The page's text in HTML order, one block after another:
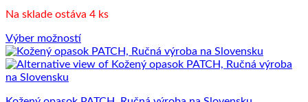
stránke
produktu.
Na sklade ostáva 4 ks
Výber možností
Tento
produkt
má